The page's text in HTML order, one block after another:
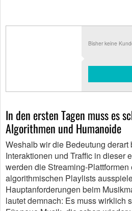
Bisher keine
In den ersten Tagen muss es
Algorithmen und Humanoide
Weshalb wir die Bedeutung derart
Interaktionen und Traffic in dieser
werden die Streaming-Plattformen
algorithmischen Playlists
Hauptanforderungen beim
lautet demnach: Es muss wirklich